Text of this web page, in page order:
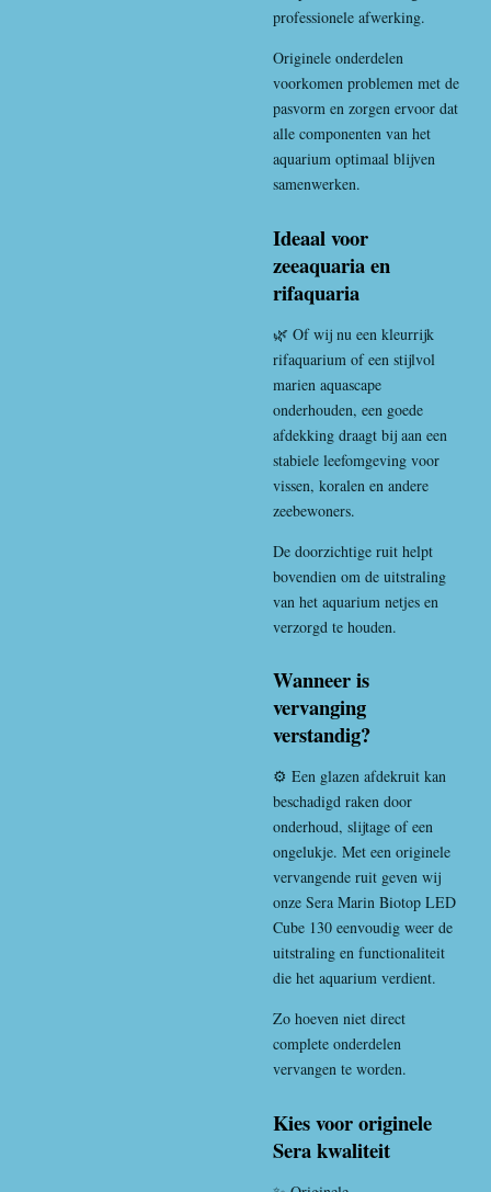
professionele afwerking.
Originele onderdelen
voorkomen problemen met de
pasvorm en zorgen ervoor dat
alle componenten van het
aquarium optimaal blijven
samenwerken.
Ideaal voor
zeeaquaria en
rifaquaria
🌿 Of wij nu een kleurrijk
rifaquarium of een stijlvol
marien aquascape
onderhouden, een goede
afdekking draagt bij aan een
stabiele leefomgeving voor
vissen, koralen en andere
zeebewoners.
De doorzichtige ruit helpt
bovendien om de uitstraling
van het aquarium netjes en
verzorgd te houden.
Wanneer is
vervanging
verstandig?
⚙️ Een glazen afdekruit kan
beschadigd raken door
onderhoud, slijtage of een
ongelukje. Met een originele
vervangende ruit geven wij
onze Sera Marin Biotop LED
Cube 130 eenvoudig weer de
uitstraling en functionaliteit
die het aquarium verdient.
Zo hoeven niet direct
complete onderdelen
vervangen te worden.
Kies voor originele
Sera kwaliteit